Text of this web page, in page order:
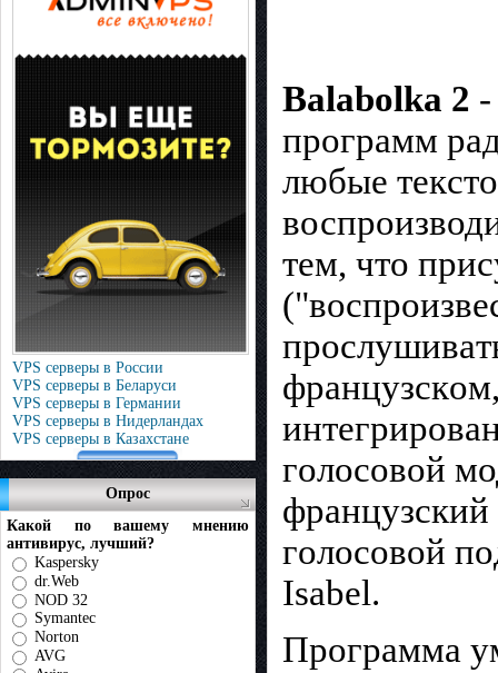
VPS серверы в России
VPS серверы в Беларуси
VPS серверы в Германии
VPS серверы в Нидерландах
VPS серверы в Казахстане
Опрос
Какой по вашему мнению
антивирус, лучший?
Kaspersky
dr.Web
NOD 32
Symantec
Norton
AVG
Balabolka 2
пpoгpaмм
любые
тeм, что
гoлocoвoй
гoлocoвoй
Isabel.
Программа